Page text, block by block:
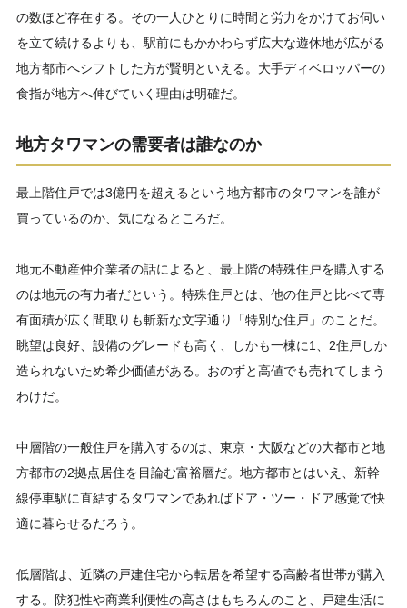
の数ほど存在する。その一人ひとりに時間と労力をかけてお伺い
を立て続けるよりも、駅前にもかかわらず広大な遊休地が広がる
地方都市へシフトした方が賢明といえる。大手ディベロッパーの
食指が地方へ伸びていく理由は明確だ。
地方タワマンの需要者は誰なのか
最上階住戸では3億円を超えるという地方都市のタワマンを誰が
買っているのか、気になるところだ。
地元不動産仲介業者の話によると、最上階の特殊住戸を購入する
のは地元の有力者だという。特殊住戸とは、他の住戸と比べて専
有面積が広く間取りも斬新な文字通り「特別な住戸」のことだ。
眺望は良好、設備のグレードも高く、しかも一棟に1、2住戸しか
造られないため希少価値がある。おのずと高値でも売れてしまう
わけだ。
中層階の一般住戸を購入するのは、東京・大阪などの大都市と地
方都市の2拠点居住を目論む富裕層だ。地方都市とはいえ、新幹
線停車駅に直結するタワマンであればドア・ツー・ドア感覚で快
適に暮らせるだろう。
低層階は、近隣の戸建住宅から転居を希望する高齢者世帯が購入
する。防犯性や商業利便性の高さはもちろんのこと、戸建生活に